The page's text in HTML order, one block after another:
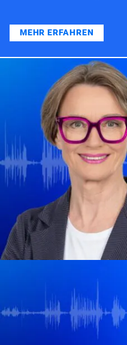
MEHR ERFAHREN